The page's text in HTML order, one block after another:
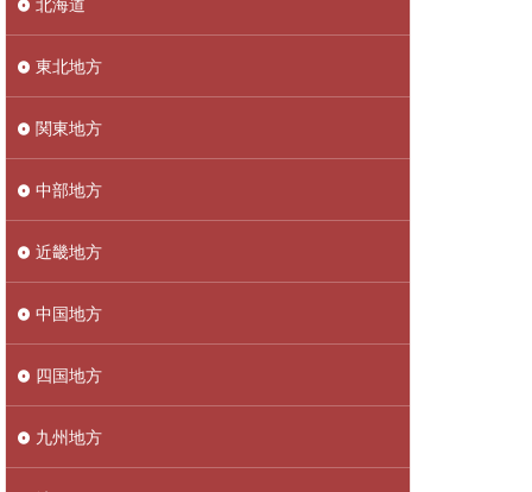
北海道
東北地方
関東地方
中部地方
近畿地方
中国地方
四国地方
九州地方